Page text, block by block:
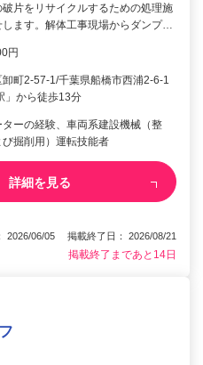
片をリサイクルするための処理施
ます。解体工事現場からダンプ…
円
町2-57-1/千葉県船橋市西浦2-6-1
」から徒歩13分
ーの経験、車両系建設機械（整
掘削用）運転技能者
詳細を見る
2026/06/05 掲載終了日： 2026/08/21
掲載終了まであと14日